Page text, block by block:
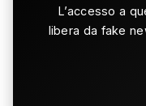
L’accesso a
libera da fake